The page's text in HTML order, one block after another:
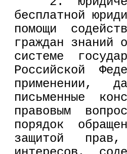
бесплатной
помощи
граждан знаний
системе
Российской
применении,
письменные
правовым
порядок
защитой